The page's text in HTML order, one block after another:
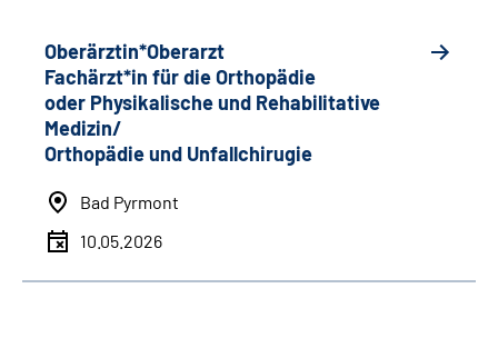
Oberärztin*Oberarzt
Fachärzt*in für die Orthopädie
oder Physikalische und Rehabilitative
Medizin/
Orthopädie und Unfallchirugie
Bad Pyrmont
10.05.2026